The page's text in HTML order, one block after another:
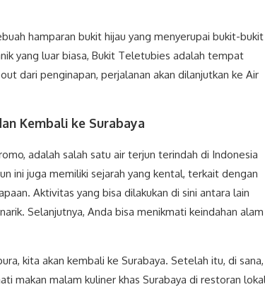
hamparan bukit hijau yang menyerupai bukit-bukit
yang luar biasa, Bukit Teletubies adalah tempat
dari penginapan, perjalanan akan dilanjutkan ke Air
Kembali ke Surabaya
adalah salah satu air terjun terindah di Indonesia
ini juga memiliki sejarah yang kental, terkait dengan
Aktivitas yang bisa dilakukan di sini antara lain
Selanjutnya, Anda bisa menikmati keindahan alam
kita akan kembali ke Surabaya. Setelah itu, di sana,
makan malam kuliner khas Surabaya di restoran